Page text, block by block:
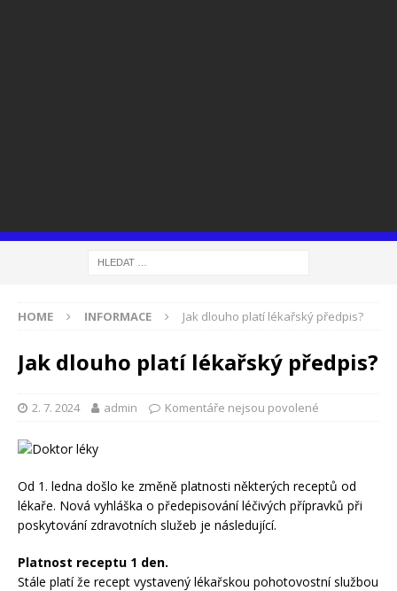
HOME INFORMACE Jak dlouho platí lékařský předpis?
Jak dlouho platí lékařský předpis?
2. 7. 2024 admin Komentáře nejsou povolené
Od 1. ledna došlo ke změně platnosti některých receptů od
lékaře. Nová vyhláška o předepisování léčivých přípravků při
poskytování zdravotních služeb je následující.
Platnost receptu 1 den.
Stále platí že recept vystavený lékařskou pohotovostní službou